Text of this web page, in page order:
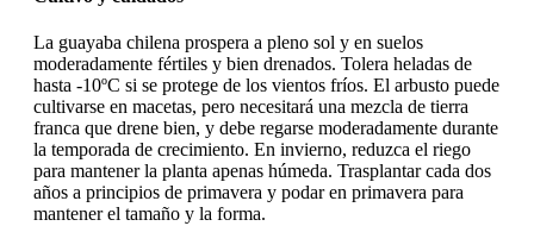
La guayaba chilena prospera a pleno sol y en suelos
moderadamente fértiles y bien drenados. Tolera heladas de
hasta -10ºC si se protege de los vientos fríos. El arbusto puede
cultivarse en macetas, pero necesitará una mezcla de tierra
franca que drene bien, y debe regarse moderadamente durante
la temporada de crecimiento. En invierno, reduzca el riego
para mantener la planta apenas húmeda. Trasplantar cada dos
años a principios de primavera y podar en primavera para
mantener el tamaño y la forma.